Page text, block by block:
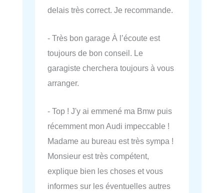
delais très correct. Je recommande.
- Très bon garage À l’écoute est
toujours de bon conseil. Le
garagiste cherchera toujours à vous
arranger.
- Top ! J'y ai emmené ma Bmw puis
récemment mon Audi impeccable !
Madame au bureau est très sympa !
Monsieur est très compétent,
explique bien les choses et vous
informes sur les éventuelles autres